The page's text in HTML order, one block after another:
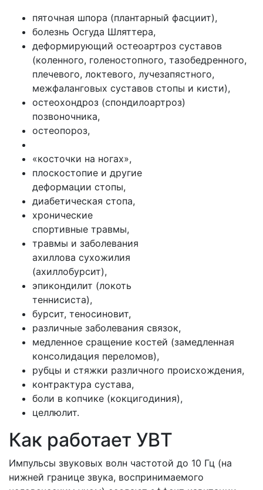
пяточная шпора (плантарный фасциит),
болезнь Осгуда Шляттера,
деформирующий остеоартроз суставов
(коленного, голеностопного, тазобедренного,
плечевого, локтевого, лучезапястного,
межфаланговых суставов стопы и кисти),
остеохондроз (спондилоартроз)
позвоночника,
остеопороз,
«косточки на ногах»,
плоскостопие и другие
деформации стопы,
диабетическая стопа,
хронические
спортивные травмы,
травмы и заболевания
ахиллова сухожилия
(ахиллобурсит),
эпикондилит (локоть
теннисиста),
бурсит, теносиновит,
различные заболевания связок,
медленное сращение костей (замедленная
консолидация переломов),
рубцы и стяжки различного происхождения,
контрактура сустава,
боли в копчике (кокцигодиния),
целлюлит.
Как работает УВТ
Импульсы звуковых волн частотой до 10 Гц (на
нижней границе звука, воспринимаемого